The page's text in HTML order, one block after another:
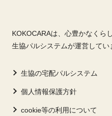
KOKOCARAは、心豊かなくら
生協パルシステムが運営してい
生協の宅配パルシステム
個人情報保護方針
cookie等の利用について